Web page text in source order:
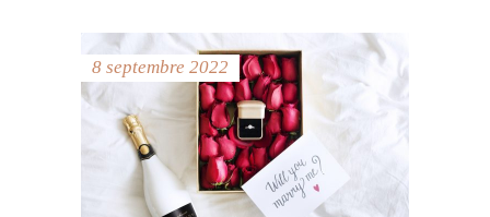
8 septembre 2022